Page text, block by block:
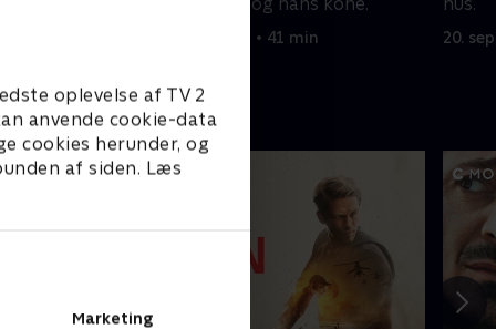
oplevelse af TV 2
anvende cookie-data
cookies herunder, og
af siden. Læs
Marketing
20. september 2022 • 41 min 20.